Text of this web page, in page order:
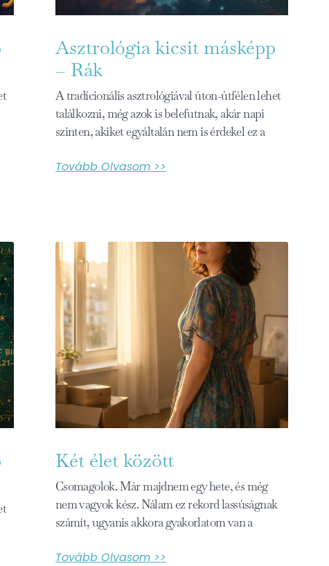
Asztrológia kicsit másképp
– Rák
A tradícionális asztrológiával úton-útfélen lehet
találkozni, még azok is belefutnak, akár napi
szinten, akiket egyáltalán nem is érdekel ez a
Tovább Olvasom >>
Két élet között
Csomagolok. Már majdnem egy hete, és még
nem vagyok kész. Nálam ez rekord lassúságnak
számít, ugyanis akkora gyakorlatom van a
Tovább Olvasom >>